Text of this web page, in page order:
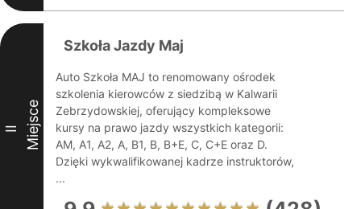
II Miejsce
Szkoła Jazdy Maj
Auto Szkoła MAJ to renomowany ośrodek
szkolenia kierowców z siedzibą w Kalwarii
Zebrzydowskiej, oferujący kompleksowe
kursy na prawo jazdy wszystkich kategorii:
AM, A1, A2, A, B1, B, B+E, C, C+E oraz D.
Dzięki wykwalifikowanej kadrze instruktorów,
...